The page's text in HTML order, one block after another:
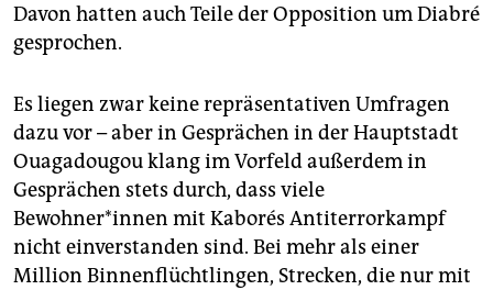
Davon hatten auch Teile der Opposition um Diabré
gesprochen.
Es liegen zwar keine repräsentativen Umfragen
dazu vor – aber in Gesprächen in der Hauptstadt
Ouagadougou klang im Vorfeld außerdem in
Gesprächen stets durch, dass viele
Bewohner*innen mit Kaborés Antiterrorkampf
nicht einverstanden sind. Bei mehr als einer
Million Binnenflüchtlingen, Strecken, die nur mit